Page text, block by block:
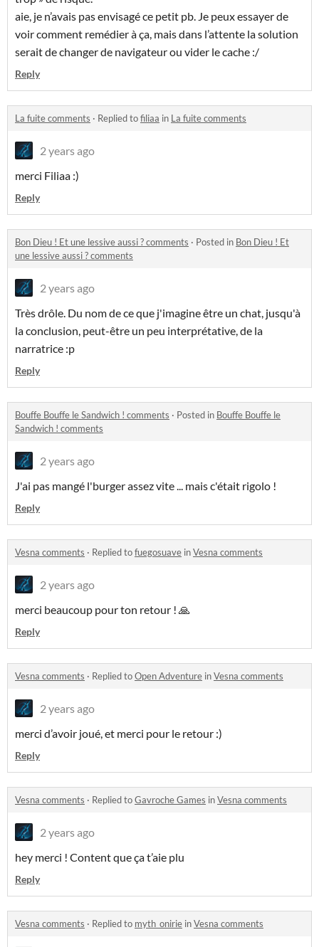
aie, je n’avais pas envisagé ce petit pb. Je peux essayer de
voir comment remédier à ça, mais dans l’attente la solution
serait de changer de navigateur ou vider le cache :/
Reply
La fuite comments · Replied tofiliaa in La fuite comments
2 years ago
merci Filiaa :)
Reply
Bon Dieu ! Et une lessive aussi ? comments · Posted in Bon Dieu ! Et
une lessive aussi ? comments
2 years ago
Très drôle. Du nom de ce que j'imagine être un chat, jusqu'à
la conclusion, peut-être un peu interprétative, de la
narratrice :p
Reply
Bouffe Bouffe le Sandwich ! comments · Posted in Bouffe Bouffe le
Sandwich ! comments
2 years ago
J'ai pas mangé l'burger assez vite ... mais c'était rigolo !
Reply
Vesna comments · Replied tofuegosuave inVesna comments
2 years ago
merci beaucoup pour ton retour ! 🙏
Reply
Vesna comments · Replied toOpen Adventure inVesna comments
2 years ago
merci d’avoir joué, et merci pour le retour :)
Reply
Vesna comments · Replied toGavroche Games inVesna comments
2 years ago
hey merci ! Content que ça t’aie plu
Reply
Vesna comments · Replied to myth_onirie inVesna comments